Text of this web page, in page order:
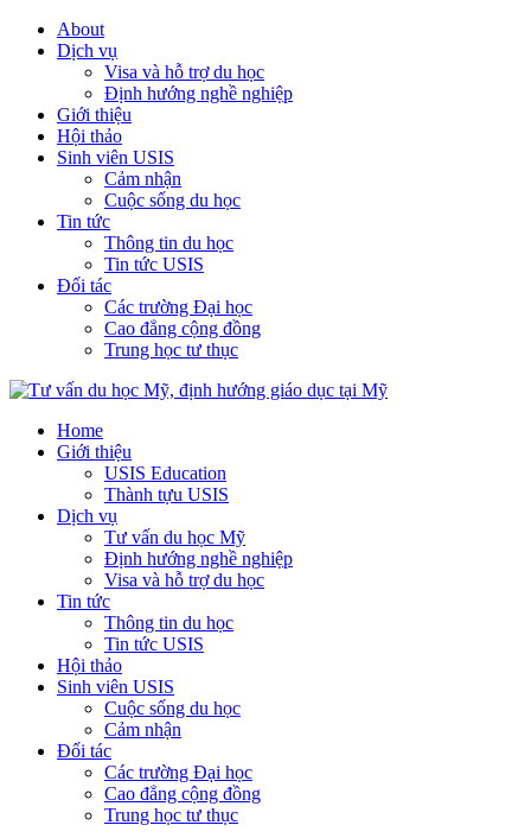
About
Dịch vụ
Visa và hỗ trợ du học
Định hướng nghề nghiệp
Giới thiệu
Hội thảo
Sinh viên USIS
Cảm nhận
Cuộc sống du học
Tin tức
Thông tin du học
Tin tức USIS
Đối tác
Các trường Đại học
Cao đẳng cộng đồng
Trung học tư thục
Home
Giới thiệu
USIS Education
Thành tựu USIS
Dịch vụ
Tư vấn du học Mỹ
Định hướng nghề nghiệp
Visa và hỗ trợ du học
Tin tức
Thông tin du học
Tin tức USIS
Hội thảo
Sinh viên USIS
Cuộc sống du học
Cảm nhận
Đối tác
Các trường Đại học
Cao đẳng cộng đồng
Trung học tư thục